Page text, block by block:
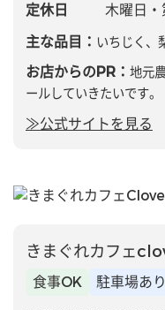
定休日
木曜日・
主な品目： いちじく、
お店からのPR： 地元
ールしていきたいです。
≫公式サイトを見る
きまぐれカフェ
食事OK 駐車場あり